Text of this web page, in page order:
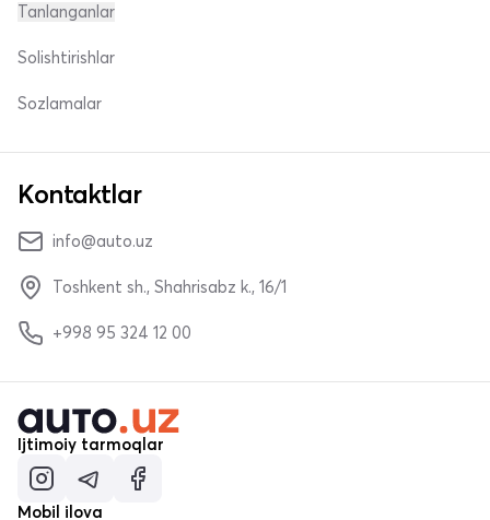
Tanlanganlar
Solishtirishlar
Sozlamalar
Kontaktlar
info@auto.uz
Toshkent sh., Shahrisabz k., 16/1
+998 95 324 12 00
Ijtimoiy tarmoqlar
Mobil ilova